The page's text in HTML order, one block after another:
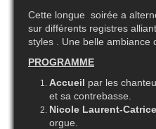
Cette longue soirée a
sur différents registres
styles . Une belle ambiance
PROGRAMME
Accueil par les
et sa contrebasse.
Nicole Laurent-Catrice
orgue.